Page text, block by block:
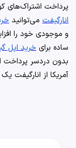
پرداخت اشتراک‌های
انارگیفت می‌توانید
و موجودی خود را
ساده برای خرید اپل
آمریکا از انارگیفت